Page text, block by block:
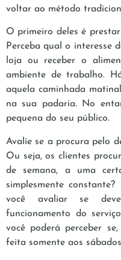
voltar ao método
O primeiro deles é
Perceba qual o interesse
loja ou receber o
ambiente de trabalho.
aquela caminhada
na sua padaria. No
pequena do seu público.
Avalie se a procura pelo
Ou seja, os clientes
de semana, a uma
simplesmente
você avaliar se
funcionamento do
você poderá perceber
feita somente aos